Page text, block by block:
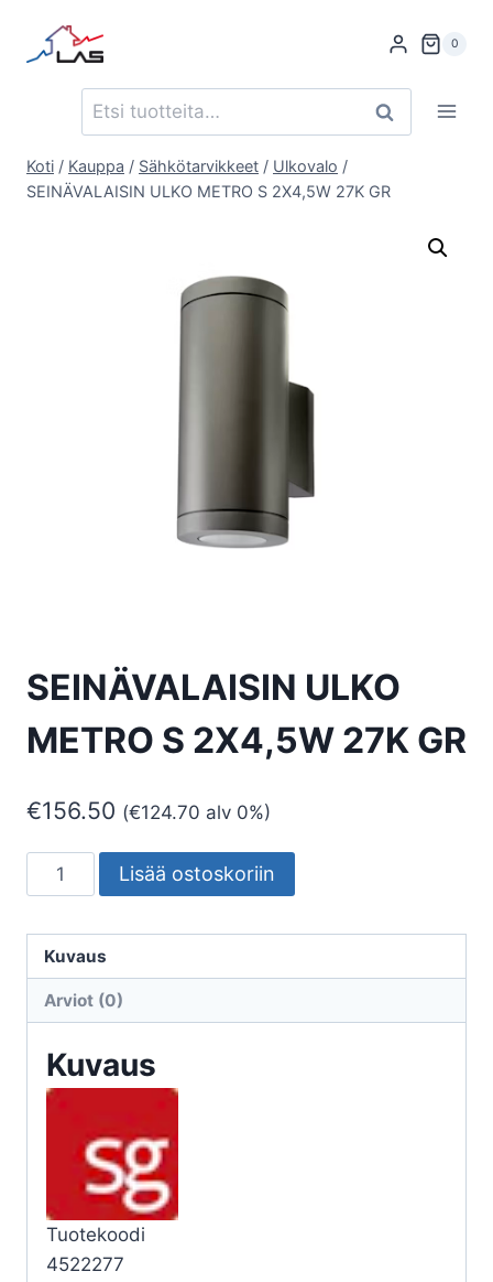
sisältöön
0
Etsi: Haku
Koti / Kauppa / Sähkötarvikkeet / Ulkovalo /
SEINÄVALAISIN ULKO METRO S 2X4,5W 27K GR
SEINÄVALAISIN ULKO
METRO S 2X4,5W 27K GR
€156.50 (€124.70 alv 0%)
SEINÄVALAISIN
ULKO
2X4,5W
27K
määrä
Lisää ostoskoriin
Kuvaus
Arviot (0)
Kuvaus
Tuotekoodi
4522277